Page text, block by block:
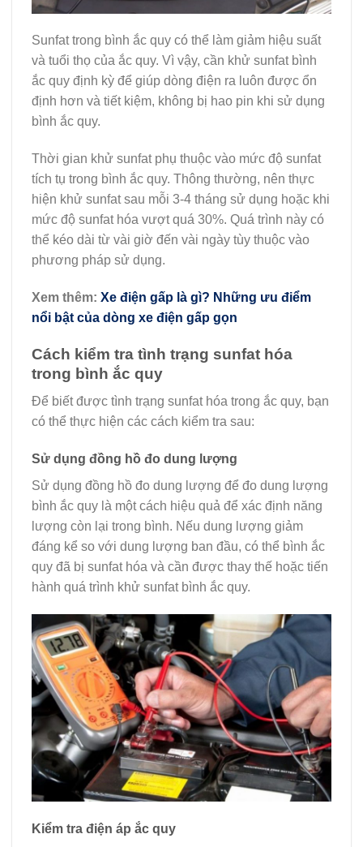
Sunfat trong bình ắc quy có thể làm giảm hiệu suất
và tuổi thọ của ắc quy. Vì vậy, cần khử sunfat bình
ắc quy định kỳ để giúp dòng điện ra luôn được ổn
định hơn và tiết kiệm, không bị hao pin khi sử dụng
bình ắc quy.
Thời gian khử sunfat phụ thuộc vào mức độ sunfat
tích tụ trong bình ắc quy. Thông thường, nên thực
hiện khử sunfat sau mỗi 3-4 tháng sử dụng hoặc khi
mức độ sunfat hóa vượt quá 30%. Quá trình này có
thể kéo dài từ vài giờ đến vài ngày tùy thuộc vào
phương pháp sử dụng.
Xem thêm: Xe điện gấp là gì? Những ưu điểm
nổi bật của dòng xe điện gấp gọn
Cách kiểm tra tình trạng sunfat hóa
trong bình ắc quy
Để biết được tình trạng sunfat hóa trong ắc quy, bạn
có thể thực hiện các cách kiểm tra sau:
Sử dụng đồng hồ đo dung lượng
Sử dụng đồng hồ đo dung lượng để đo dung lượng
bình ắc quy là một cách hiệu quả để xác định năng
lượng còn lại trong bình. Nếu dung lượng giảm
đáng kể so với dung lượng ban đầu, có thể bình ắc
quy đã bị sunfat hóa và cần được thay thế hoặc tiến
hành quá trình khử sunfat bình ắc quy.
Kiểm tra điện áp ắc quy